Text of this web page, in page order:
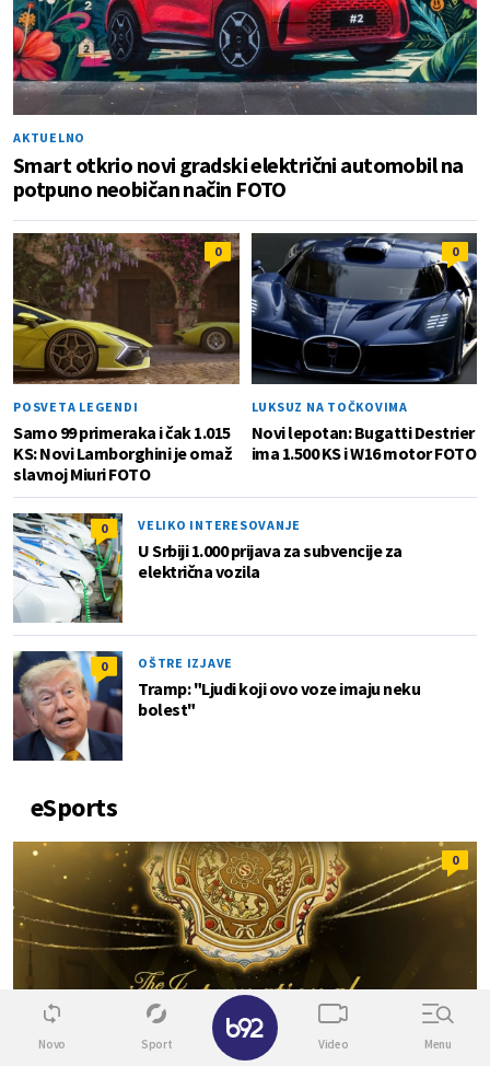
AKTUELNO
Smart otkrio novi gradski električni automobil na
potpuno neobičan način FOTO
0
POSVETA LEGENDI
Samo 99 primeraka i čak 1.015
KS: Novi Lamborghini je omaž
slavnoj Miuri FOTO
0
LUKSUZ NA TOČKOVIMA
Novi lepotan: Bugatti Destrier
ima 1.500 KS i W16 motor FOTO
0 VELIKO INTERESOVANJE
U Srbiji 1.000 prijava za subvencije za
električna vozila
0 OŠTRE IZJAVE
Tramp: "Ljudi koji ovo voze imaju neku
bolest"
eSports
0
Novo Sport Video Menu